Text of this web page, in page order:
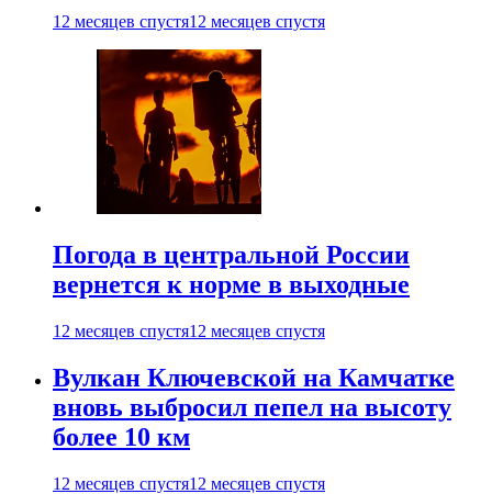
12 месяцев спустя12 месяцев спустя
Погода в центральной России
вернется к норме в выходные
12 месяцев спустя12 месяцев спустя
Вулкан Ключевской на Камчатке
вновь выбросил пепел на высоту
более 10 км
12 месяцев спустя12 месяцев спустя